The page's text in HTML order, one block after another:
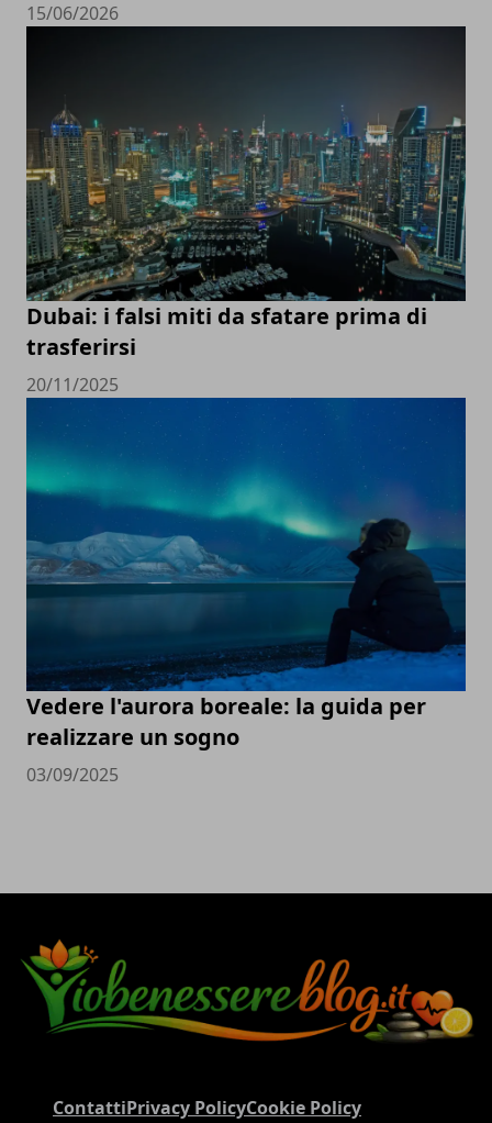
15/06/2026
Dubai: i falsi miti da sfatare prima di
trasferirsi
20/11/2025
Vedere l'aurora boreale: la guida per
realizzare un sogno
03/09/2025
ContattiPrivacy PolicyCookie Policy